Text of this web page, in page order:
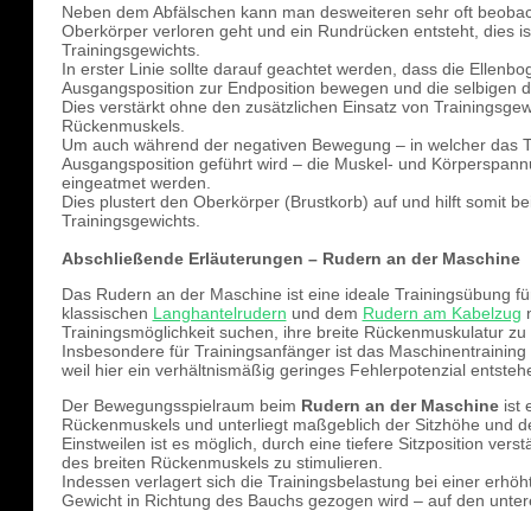
Neben dem Abfälschen kann man desweiteren sehr oft
Oberkörper verloren geht und ein Rundrücken entsteht, dies
Trainingsgewichts.
In erster Linie sollte darauf geachtet werden, dass die
Ausgangsposition zur Endposition bewegen und die selbigen
Dies verstärkt ohne den zusätzlichen Einsatz von
Rückenmuskels.
Um auch während der negativen Bewegung – in welcher das
Ausgangsposition geführt wird – die Muskel- und
eingeatmet werden.
Dies plustert den Oberkörper (Brustkorb) auf und hilft somit
Trainingsgewichts.
Abschließende Erläuterungen – Rudern an der Maschine
Das Rudern an der Maschine ist eine ideale Trainingsübung
klassischen Langhantelrudern und dem Rudern am Kabelzug
Trainingsmöglichkeit suchen, ihre breite Rückenmuskulatur zu
Insbesondere für Trainingsanfänger ist das
weil hier ein verhältnismäßig geringes Fehlerpotenzial
Der Bewegungsspielraum beim Rudern an der Maschineist
Rückenmuskels und unterliegt maßgeblich der Sitzhöhe und
Einstweilen ist es möglich, durch eine tiefere Sitzposition
des breiten Rückenmuskels zu stimulieren.
Indessen verlagert sich die Trainingsbelastung bei einer
Gewicht in Richtung des Bauchs gezogen wird – auf den